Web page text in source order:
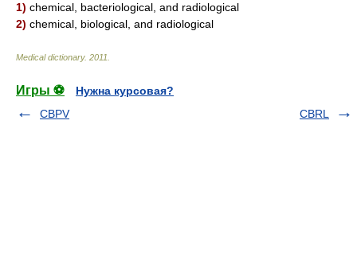
1) chemical, bacteriological, and radiological
2) chemical, biological, and radiological
Medical dictionary. 2011
Игры ⚽
Нужна курсовая?
CBPV
CBRL